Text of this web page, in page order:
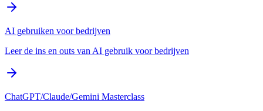
AI gebruiken voor bedrijven
Leer de ins en outs van AI gebruik voor bedrijven
ChatGPT/Claude/Gemini Masterclass